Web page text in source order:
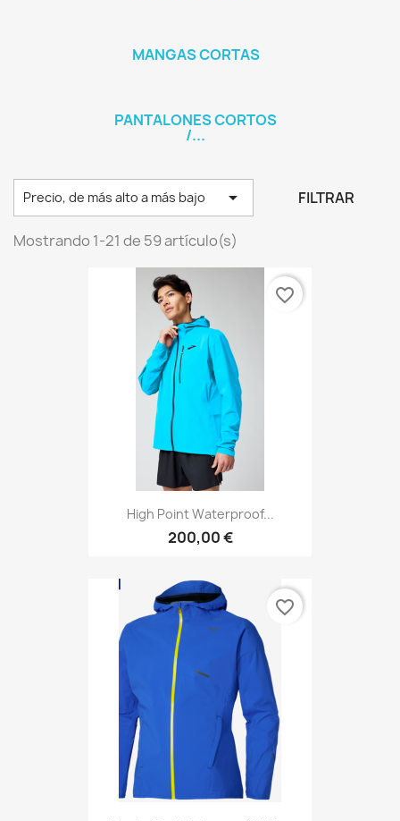
MANGAS CORTAS
PANTALONES CORTOS
/...
Precio, de más alto a más bajo  FILTRAR
Mostrando 1-21 de 59 artículo(s)
High Point Waterproof...
200,00 €
favorite_border
favorite_border